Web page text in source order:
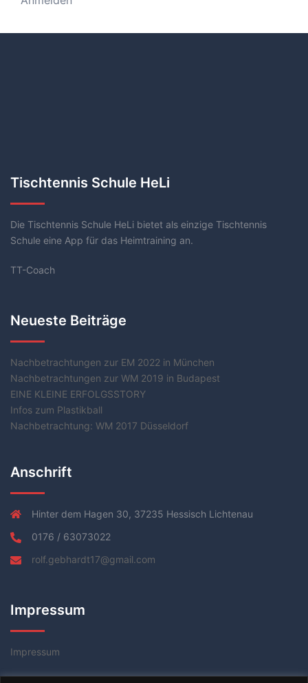
Tischtennis Schule HeLi
Die Tischtennis Schule HeLi bietet als einzige Tischtennis
Schule eine App für das Heimtraining an.
TT-Coach
Neueste Beiträge
Nachbetrachtungen zur EM 2022 in München
Nachbetrachtungen zur WM 2019 in Budapest
EINE KLEINE ERFOLGSSTORY
Infos zum Plastikball
Nachbetrachtung: WM 2017 Düsseldorf
Anschrift
Hinter dem Hagen 30, 37235 Hessisch Lichtenau
0176 / 63073022
rolf.gebhardt17@gmail.com
Impressum
Impressum